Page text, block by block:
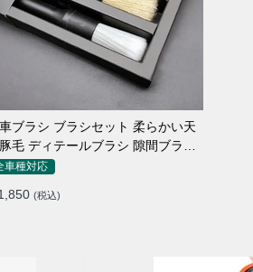
ブラシ ブラシセット 柔らかい天
毛 ディテールブラシ 隙間ブラシ
イプ
車種対応
(税込)